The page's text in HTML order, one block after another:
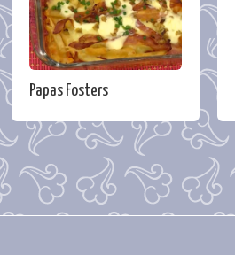
Papas Fosters